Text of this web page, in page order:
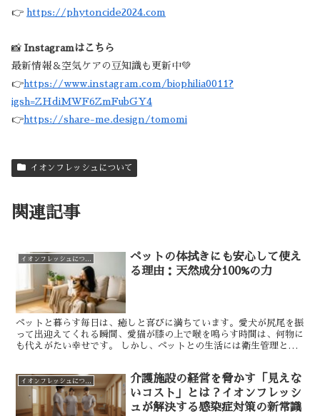
👉 https://phytoncide2024.com
📸 Instagramはこちら
最新情報＆空気ケアの豆知識も更新中💚
👉https://www.instagram.com/biophilia0011?
igsh=ZHdiMWF6ZmFubGY4
👉https://share-me.design/tomomi
イオンフレッシュについて
関連記事
イオンフレッシュについて
ペットの体拭きにも安心して使え
る理由：天然成分100%の力
ペットと暮らす毎日は、癒しと喜びに満ちています。愛犬が尻尾を振
って出迎えてくれる瞬間、愛猫が膝の上で喉を鳴らす時間は、何物に
も代えがたい幸せです。 しかし、ペットとの生活には衛生管理とい
イオンフレッシュについて
介護施設の経営を脅かす「見えな
いコスト」とは？イオンフレッシ
ュが解決する感染症対策の新常識